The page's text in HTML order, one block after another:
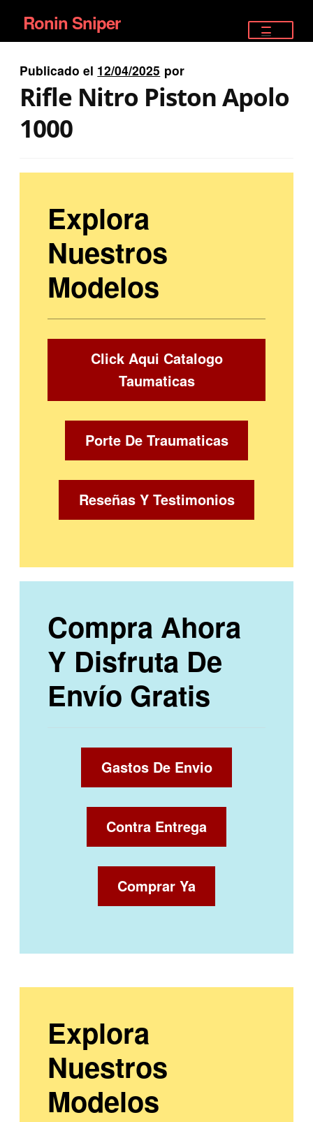
Ir
a
la
navegación
Ir
al
contenido
Ronin Sniper
EQUIPAMIENTO ÉLITE
Publicado el 12/04/2025 por
Rifle Nitro Piston Apolo
1000
Explora
Nuestros
Modelos
Click Aqui Catalogo
Taumaticas
Porte De Traumaticas
Reseñas Y Testimonios
Compra Ahora
Y Disfruta De
Envío Gratis
Gastos De Envio
Contra Entrega
Comprar Ya
Explora
Nuestros
Modelos